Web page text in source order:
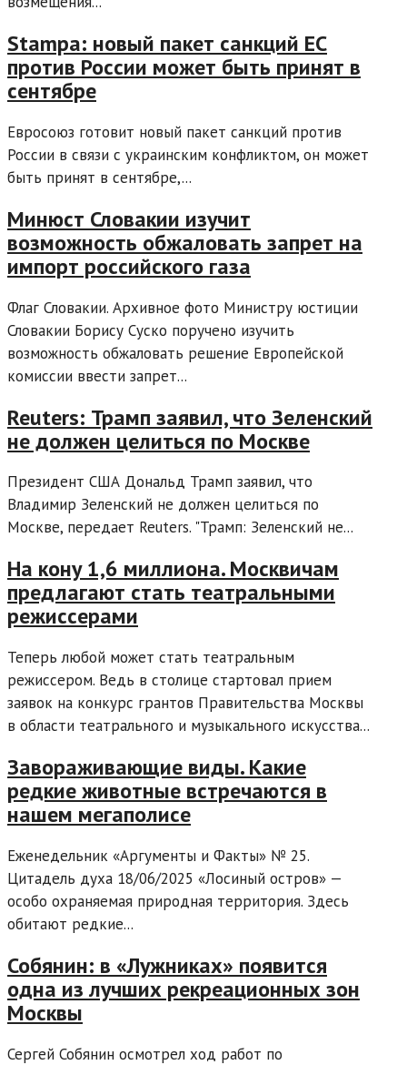
Stampa: новый пакет санкций ЕС
против России может быть принят в
сентябре
Евросоюз готовит новый пакет санкций против
России в связи с украинским конфликтом, он может
быть принят в сентябре,...
Минюст Словакии изучит
возможность обжаловать запрет на
импорт российского газа
Флаг Словакии. Архивное фото Министру юстиции
Словакии Борису Суско поручено изучить
возможность обжаловать решение Европейской
комиссии ввести запрет...
Reuters: Трамп заявил, что Зеленский
не должен целиться по Москве
Президент США Дональд Трамп заявил, что
Владимир Зеленский не должен целиться по
Москве, передает Reuters. "Трамп: Зеленский не...
На кону 1,6 миллиона. Москвичам
предлагают стать театральными
режиссерами
Теперь любой может стать театральным
режиссером. Ведь в столице стартовал прием
заявок на конкурс грантов Правительства Москвы
в области театрального и музыкального искусства...
Завораживающие виды. Какие
редкие животные встречаются в
нашем мегаполисе
Еженедельник «Аргументы и Факты» № 25.
Цитадель духа 18/06/2025 «Лосиный остров» —
особо охраняемая природная территория. Здесь
обитают редкие...
Собянин: в «Лужниках» появится
одна из лучших рекреационных зон
Москвы
Сергей Собянин осмотрел ход работ по